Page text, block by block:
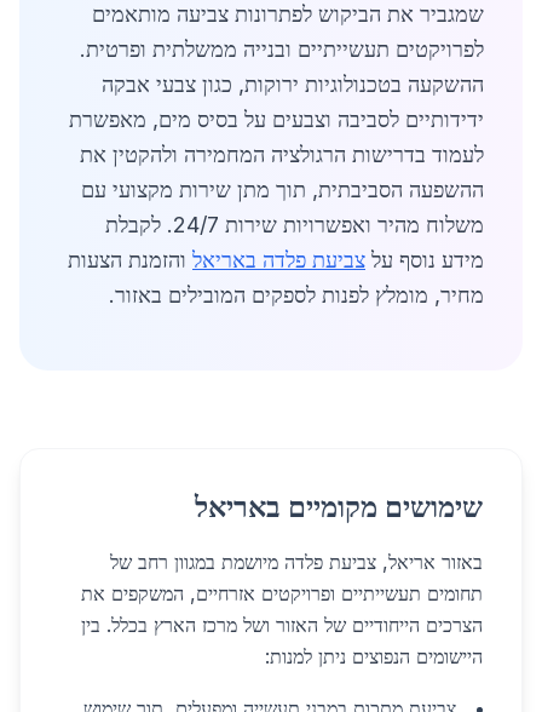
שמגביר את הביקוש לפתרונות צביעה מותאמים
לפרויקטים תעשייתיים ובנייה ממשלתית ופרטית.
ההשקעה בטכנולוגיות ירוקות, כגון צבעי אבקה
ידידותיים לסביבה וצבעים על בסיס מים, מאפשרת
לעמוד בדרישות הרגולציה המחמירה ולהקטין את
ההשפעה הסביבתית, תוך מתן שירות מקצועי עם
משלוח מהיר ואפשרויות שירות 24/7. לקבלת
מידע נוסף על צביעת פלדה באריאל והזמנת הצעות
מחיר, מומלץ לפנות לספקים המובילים באזור.
שימושים מקומיים באריאל
באזור אריאל, צביעת פלדה מיושמת במגוון רחב של
תחומים תעשייתיים ופרויקטים אזרחיים, המשקפים את
הצרכים הייחודיים של האזור ושל מרכז הארץ בכלל. בין
היישומים הנפוצים ניתן למנות: